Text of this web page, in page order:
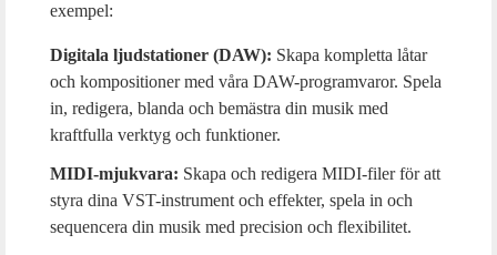
exempel:
Digitala ljudstationer (DAW): Skapa kompletta låtar
och kompositioner med våra DAW-programvaror. Spela
in, redigera, blanda och bemästra din musik med
kraftfulla verktyg och funktioner.
MIDI-mjukvara: Skapa och redigera MIDI-filer för att
styra dina VST-instrument och effekter, spela in och
sequencera din musik med precision och flexibilitet.